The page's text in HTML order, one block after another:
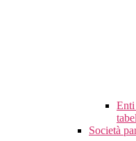
Società